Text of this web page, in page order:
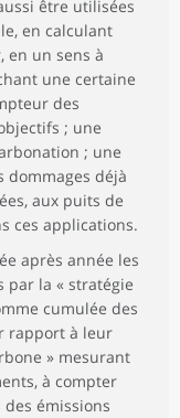
être utilisées
en calculant
en un sens à
une certaine
des
; une
; une
dommages déjà
aux puits de
ces applications.
après année les
par la « stratégie
cumulée des
rapport à leur
» mesurant
à compter
des émissions